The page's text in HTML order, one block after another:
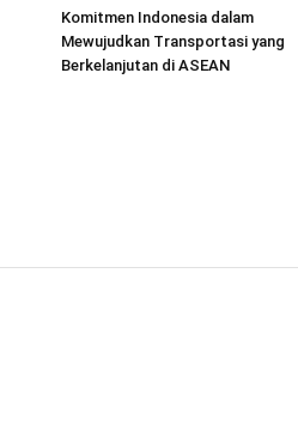
Komitmen Indonesia dalam
Mewujudkan Transportasi yang
Berkelanjutan di ASEAN